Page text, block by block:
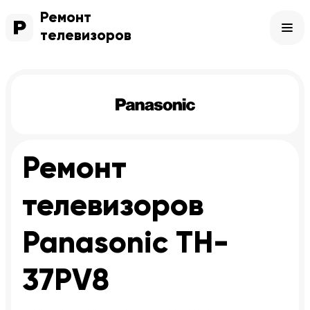
Ремонт
телевизоров
Ремонт
телевизоров
Panasonic TH-
37PV8